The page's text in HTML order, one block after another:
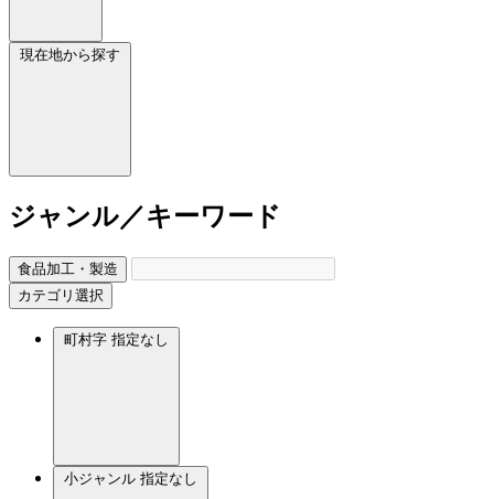
現在地から探す
ジャンル／キーワード
食品加工・製造
カテゴリ選択
町村字 指定なし
小ジャンル 指定なし